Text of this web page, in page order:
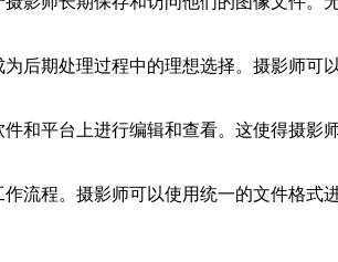
后期处理过程中的理想选择。摄影师
和平台上进行编辑和查看。这使得摄
流程。摄影师可以使用统一的文件格